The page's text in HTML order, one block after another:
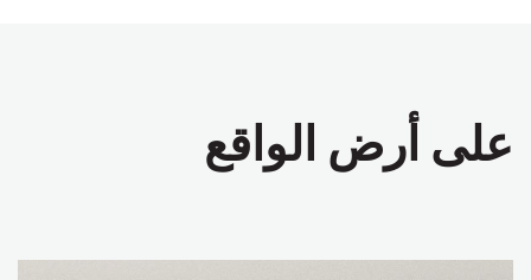
على أرض الواقع